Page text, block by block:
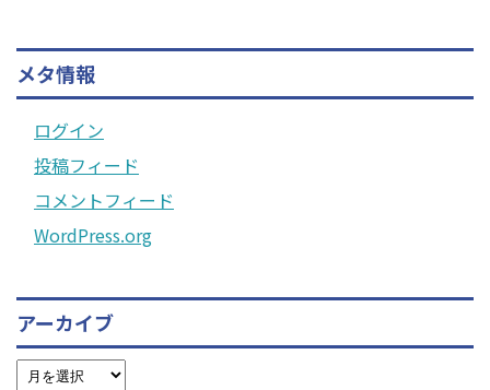
メタ情報
ログイン
投稿フィード
コメントフィード
WordPress.org
アーカイブ